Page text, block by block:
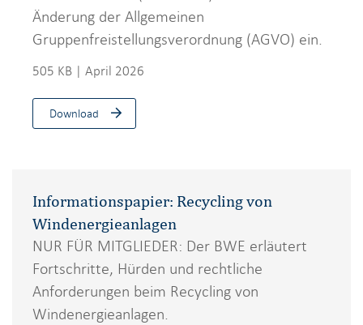
Änderung der Allgemeinen
Gruppenfreistellungsverordnung (AGVO) ein.
505 KB | April 2026
Download
Informationspapier: Recycling von
Windenergieanlagen
NUR FÜR MITGLIEDER: Der BWE erläutert
Fortschritte, Hürden und rechtliche
Anforderungen beim Recycling von
Windenergieanlagen.